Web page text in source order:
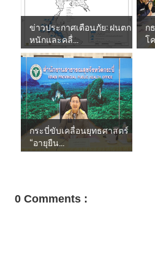
ข่าวประกาศเตือนภัย: ฝนตก
หนักและคลื่...
ก
โ
กระบี่ขับเคลื่อนยุทธศาสตร์
“อายุยืน...
0 Comments :